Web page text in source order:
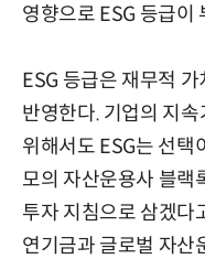
영향으로 ESG 등급이
ESG 등급은 재무적
반영한다. 기업의 지
위해서도 ESG는 선택
모의 자산운용사 블랙
투자 지침으로 삼겠다
연기금과 글로벌 자산